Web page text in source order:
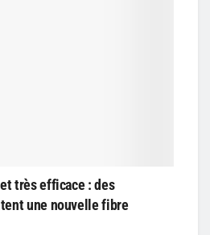
très efficace : des
une nouvelle fibre